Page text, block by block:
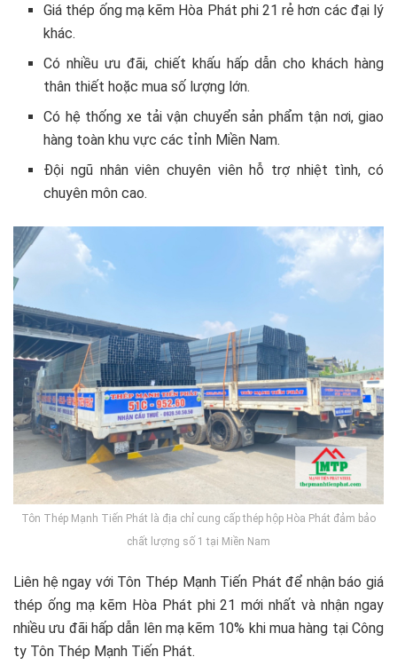
Giá thép ống mạ kẽm Hòa Phát phi 21 rẻ hơn các đại lý
khác.
Có nhiều ưu đãi, chiết khấu hấp dẫn cho khách hàng
thân thiết hoặc mua số lượng lớn.
Có hệ thống xe tải vận chuyển sản phẩm tận nơi, giao
hàng toàn khu vực các tỉnh Miền Nam.
Đội ngũ nhân viên chuyên viên hỗ trợ nhiệt tình, có
chuyên môn cao.
Tôn Thép Mạnh Tiến Phát là địa chỉ cung cấp thép hộp Hòa Phát đảm bảo
chất lượng số 1 tại Miền Nam
Liên hệ ngay với Tôn Thép Mạnh Tiến Phát để nhận báo giá
thép ống mạ kẽm Hòa Phát phi 21 mới nhất và nhận ngay
nhiều ưu đãi hấp dẫn lên mạ kẽm 10% khi mua hàng tại Công
ty Tôn Thép Mạnh Tiến Phát.